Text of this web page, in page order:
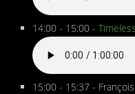
14:00 - 15:00 -
15:00 - 15:37 -